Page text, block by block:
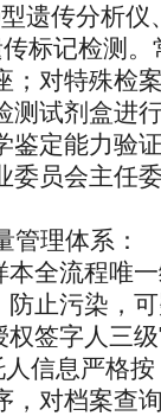
遗传分析
标记检测。
；对特殊检
测 试剂盒进
定能力验
员会主任
理体系：
全流程唯
止污染，
权签字人三
信息严格
， 对档案查